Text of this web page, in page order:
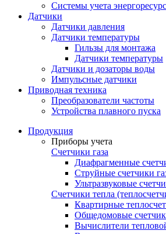
Системы учета
Датчики
Датчики давления
Датчики температуры
Гильзы для монтажа
Датчики температуры
Датчики и дозаторы воды
Импульсные датчики
Приводная техника
Преобразователи частоты
Устройства плавного пуска
Продукция
Приборы учета
Счетчики газа
Диафрагменные
Струйные счетчики
Ультразвуковые
Счетчики тепла
Квартирные
Общедомовые
Вычислители